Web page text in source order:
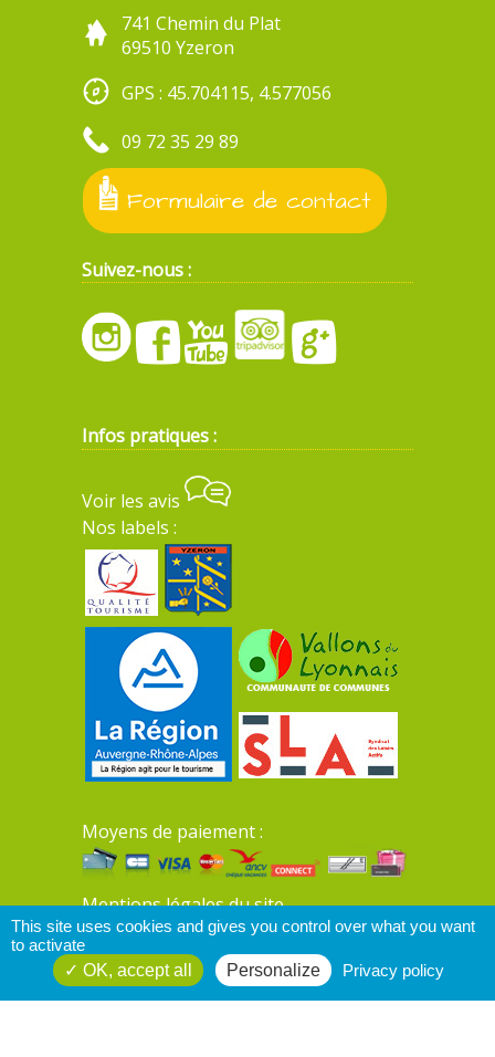
741 Chemin du Plat
69510 Yzeron
GPS : 45.704115, 4.577056
09 72 35 29 89
Formulaire de contact
Suivez-nous :
Infos pratiques :
Voir les avis
Nos labels :
Moyens de paiement :
Mentions légales du site
This site uses cookies and gives you control over what you want
to activate
OK, accept all
Personalize Privacy policy